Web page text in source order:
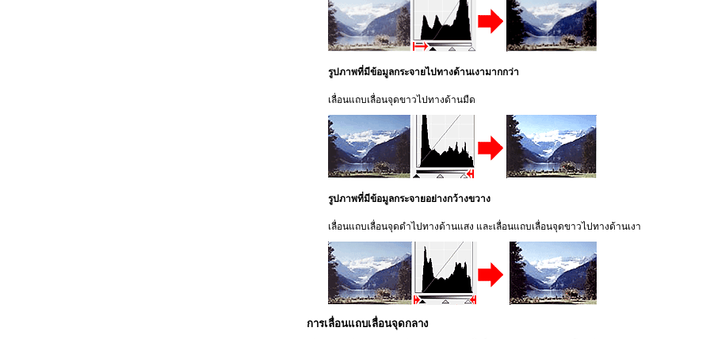
รูปภาพที่มีข้อมูลกระจายไปทางด้านเงามากกว่า
เลื่อนแถบเลื่อนจุดขาวไปทางด้านมืด
รูปภาพที่มีข้อมูลกระจายอย่างกว้างขวาง
เลื่อนแถบเลื่อนจุดดำไปทางด้านแสง และเลื่อนแถบเลื่อนจุดขาวไปทางด้านเงา
การเลื่อนแถบเลื่อนจุดกลาง